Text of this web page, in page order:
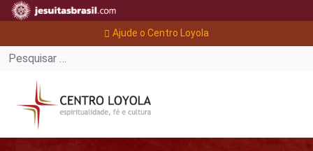
Ajude o Centro Loyola